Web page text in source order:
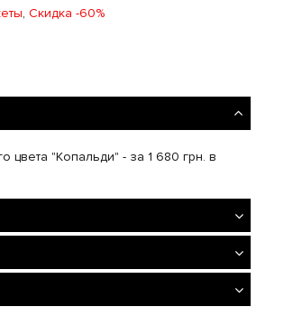
, Скидка -60%
цвета "Копальди" - за 1 680 грн. в